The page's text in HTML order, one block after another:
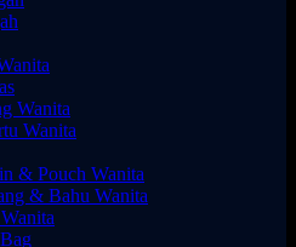
Wanita
Wanita
& Pouch Wanita
& Bahu Wanita